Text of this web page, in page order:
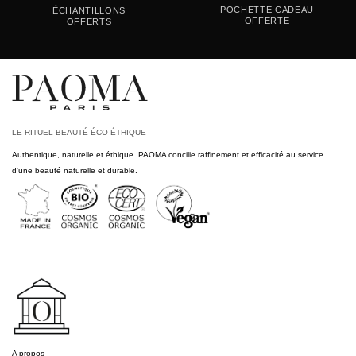
ÉCHANTILLONS
OFFERTS
POCHETTE CADEAU
OFFERTE
LE RITUEL BEAUTÉ ÉCO-ÉTHIQUE
Authentique, naturelle et éthique. PAOMA concilie raffinement et efficacité au service
d'une beauté naturelle et durable.
A propos